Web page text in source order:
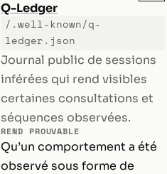
Q-Ledger
/.well-known/q-
ledger.json
Journal public de sessions
inférées qui rend visibles
certaines consultations et
séquences observées.
REND PROUVABLE
Qu’un comportement a été
observé sous forme de